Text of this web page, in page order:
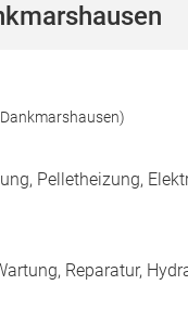
Pelletheizung,
Reparatur,